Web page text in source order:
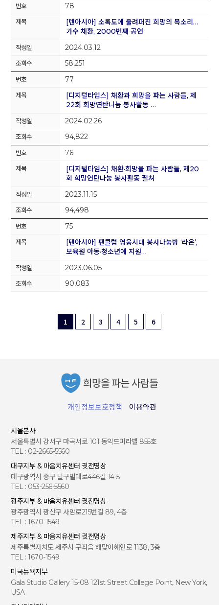
78
[텐아시아] 소록도에 울려퍼진 희망의 목소리…
가수 채환, 2000번째 공연
2024.03.12
58,251
77
[디지털타임스] 채환과 희망을 파는 사람들, 제
22회 희망연탄나눔 봉사활동 …
2024.02.26
94,822
76
[디지털타임스] 채환·희망을 파는 사람들, 제20
회 희망연탄나눔 봉사활동 펼쳐
2023.11.15
94,498
75
[텐아시아] 팬클럽 영웅시대 봉사나눔방 ‘라온’,
보육원 아동·청소년에 지원…
2023.06.05
90,083
1 2 3 4 5 6
개인정보보호정책 이용약관
서울본사
서울특별시 강서구 마곡서로 101 동익드미라벨 855호
TEL : 02-2665-5560
대구지부 & 마음치유센터 귓전명상
대구광역시 중구 달구벌대로446길 14-5
TEL : 053-256-5560
광주지부 & 마음치유센터 귓전명상
광주광역시 광산구 사암로215번길 89, 4층
TEL : 1670-1549
제주지부 & 마음치유센터 귓전명상
제주특별자치도 제주시 구좌읍 해맞이해안로 1138, 3층
TEL : 1670-1549
미국뉴욕지부
Gala Studio Gallery 15-08 121st Street College Point, New York,
USA